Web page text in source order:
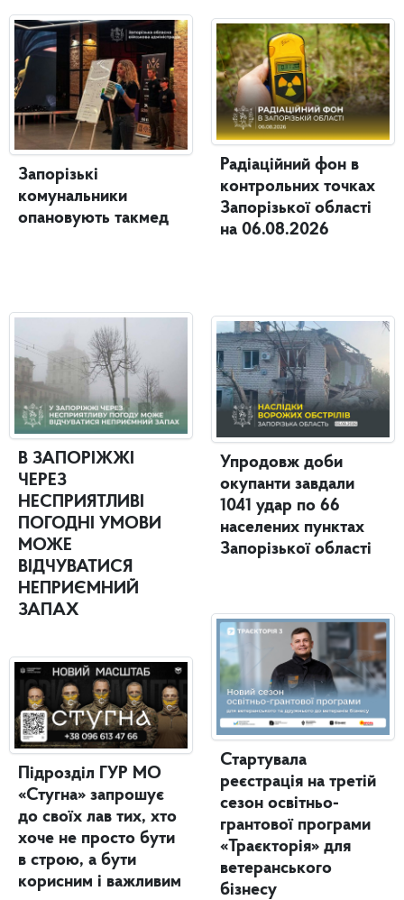
Запорізькі
комунальники
опановують такмед
В ЗАПОРІЖЖІ
ЧЕРЕЗ
НЕСПРИЯТЛИВІ
ПОГОДНІ УМОВИ
МОЖЕ
ВІДЧУВАТИСЯ
НЕПРИЄМНИЙ
ЗАПАХ
Підрозділ ГУР МО
«Стугна» запрошує
до своїх лав тих, хто
хоче не просто бути
в строю, а бути
корисним і важливим
Радіаційний фон в
контрольних точках
Запорізької області
на 06.08.2026
Упродовж доби
окупанти завдали
1041 удар по 66
населених пунктах
Запорізької області
Стартувала
реєстрація на третій
сезон освітньо-
грантової програми
«Траєкторія» для
ветеранського
бізнесу